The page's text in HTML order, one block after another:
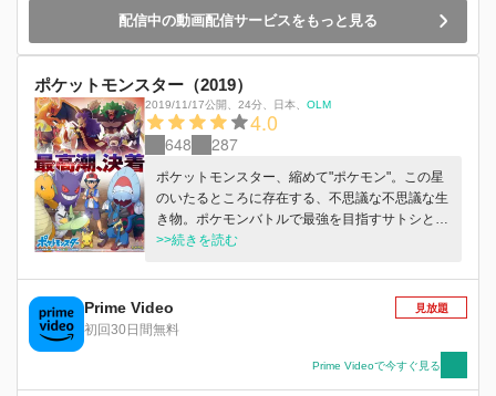
配信中の動画配信サービスをもっと見る
ポケットモンスター（2019）
2019/11/17公開 24分 日本 OLM
4.0
648 287
ポケットモンスター、縮めて"ポケモン"。この星
のいたるところに存在する、不思議な不思議な生
き物。ポケモンバトルで最強を目指すサトシと、
すべてのポケモンをゲットする夢をもつ少年・ゴ
大冒険が始まる！
>>続きを読む
Prime Video
初回30日間無料
見放題
Prime Videoで今すぐ見る